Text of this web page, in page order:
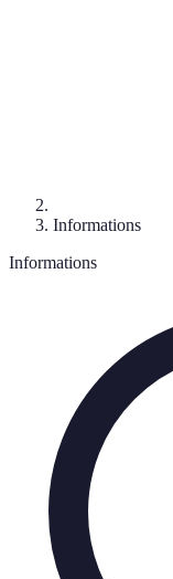
Informations
Informations